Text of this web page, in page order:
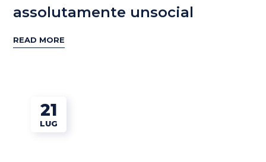
assolutamente unsocial
READ MORE
21
LUG